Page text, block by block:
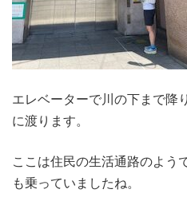
エレベーターで川の下まで降
に渡ります。
ここは住民の生活通路のよう
も乗っていましたね。